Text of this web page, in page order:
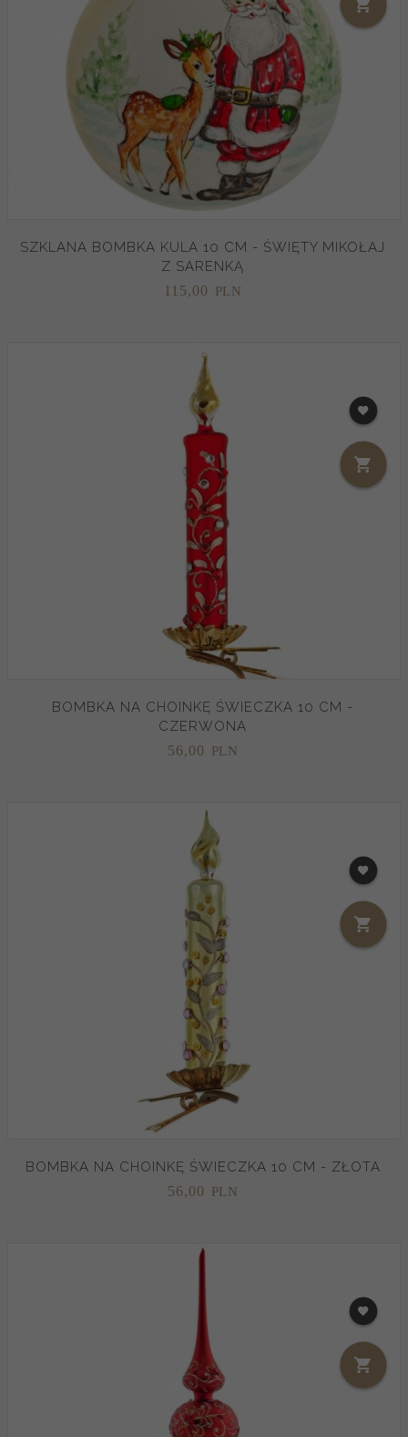
SZKLANA BOMBKA KULA 10 CM - ŚWIĘTY MIKOŁAJ
Z SARENKĄ
115,00 PLN
BOMBKA NA CHOINKĘ ŚWIECZKA 10 CM -
CZERWONA
56,00 PLN
BOMBKA NA CHOINKĘ ŚWIECZKA 10 CM - ZŁOTA
56,00 PLN